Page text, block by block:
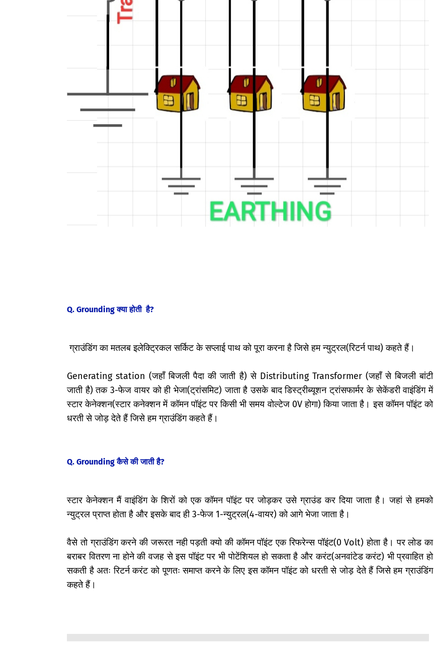
Q. Grounding क्या होती है?
ग्राउंडिंग का मतलब इलेक्ट्रिकल सर्किट के सप्लाई पाथ को पूरा करना है जिसे हम न्युट्रल(रिटर्न पाथ) कहते हैं।
Generating station (जहाँ बिजली पैदा की जाती है) से Distributing Transformer (जहाँ से बिजली बांटी
जाती है)तक 3-फेज वायर को ही भेजा(ट्रांसमिट) जाता है उसके बाद डिस्ट्रीब्यूशन ट्रांसफार्मर के सेकेंडरी वाइंडिंग में
स्टार केनेक्शन(स्टार कनेक्शन में कॉमन पॉइंट पर किसी भी समय वोल्टेज 0V होगा) किया जाता है।इस कॉमन पॉइंट को
धरती से जोड़ देते हैं जिसे हम ग्राउंडिंग कहते हैं।
Q. Grounding कैसे की जाती है?
स्टार केनेक्शन मैंवाइंडिंग के शिरों को एक कॉमन पॉइंट पर जोड़कर उसे ग्राउंड कर दिया जाता है। जहां से हमको
न्युट्रल प्राप्त होता है और इसके बाद ही 3-फेज 1-न्युट्रल(4-वायर) को आगे भेजा जाता है।
वैसे तो ग्राउंडिंग करने की जरूरत नही पड़ती क्यो की कॉमन पॉइंट एक रिफरेन्स पॉइंट(0 Volt) होता है। पर लोड का
बराबर वितरण ना होने की वजह से इस पॉइंट पर भी पोटेंशियल हो सकता है और करंट(अनवांटेड करंट) भी प्रवाहित हो
सकती है अतः रिटर्न करंट को पूणतः समाप्त करने के लिए इस कॉमन पॉइंट को धरती से जोड़ देते हैं जिसे हम ग्राउंडिंग
कहते हैं।